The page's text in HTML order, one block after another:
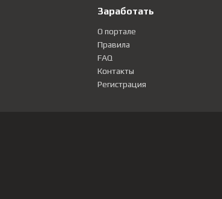
Заработать
О портале
Правила
FAQ
Контакты
Регистрация